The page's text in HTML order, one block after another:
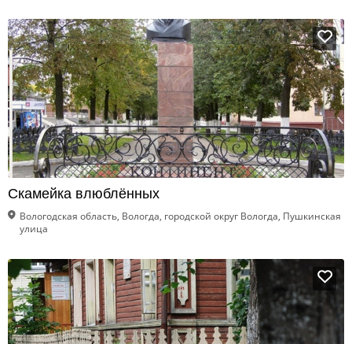
Скамейка влюблённых
Вологодская область, Вологда, городской округ Вологда, Пушкинская
улица